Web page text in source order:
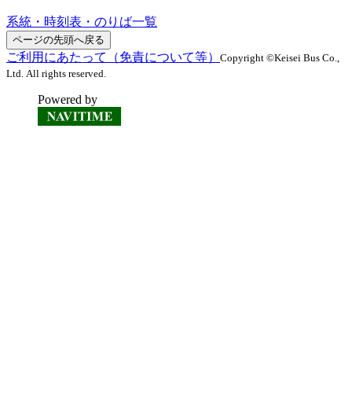
系統・時刻表・のりば一覧
ページの先頭へ戻る
ご利用にあたって（免責について等） Copyright ©Keisei Bus Co.,
Ltd. All rights reserved.
Powered by